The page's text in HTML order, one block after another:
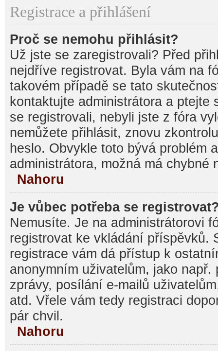
Registrace a přihlášení
Proč se nemohu přihlásit?
Už jste se zaregistrovali? Před
nejdříve registrovat. Byla vám na
takovém případě se tato
kontaktujte administrátora a ptejte
se registrovali, nebyli jste z fóra
nemůžete přihlásit, znovu
heslo. Obvykle toto bývá problém
administrátora, možná má chybné
Nahoru
Je vůbec potřeba se
Nemusíte. Je na administrátorovi
registrovat ke vkládání příspěvků.
registrace vám dá přístup k
anonymním uživatelům, jako např.
zprávy, posílání e-mailů
atd. Vřele vám tedy registraci
pár chvil.
Nahoru